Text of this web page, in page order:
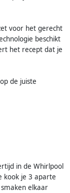
voor het gerecht
beschikt
het recept dat je
de juiste
in de Whirlpool
kook je 3 aparte
elkaar